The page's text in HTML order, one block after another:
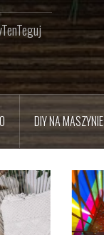
DIY NA MASZYNIE